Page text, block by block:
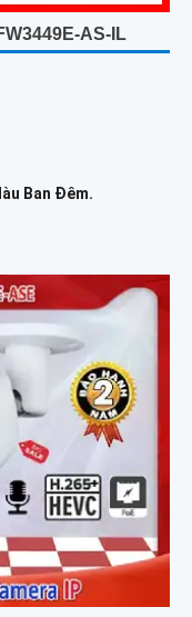
AS-IL
Ban Ðêm.